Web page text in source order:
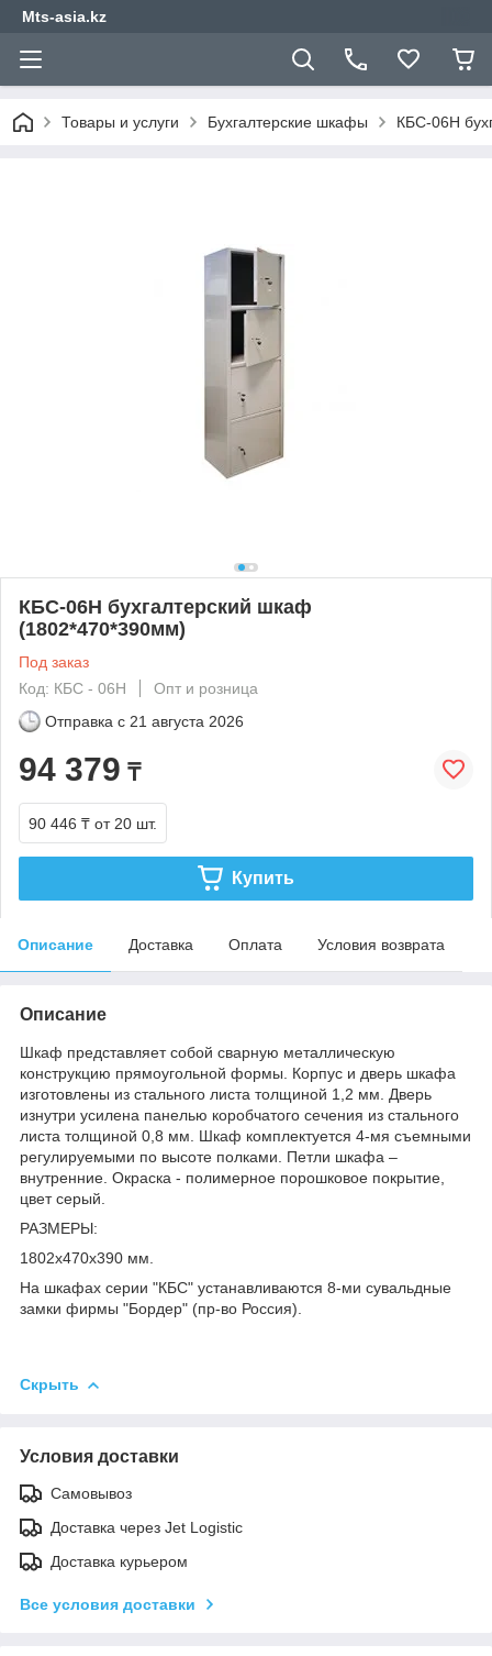
Mts-asia.kz
Товары и услуги Бухгалтерские шкафы КБС-06Н
КБС-06Н бухгалтерский шкаф
(1802*470*390мм)
Под заказ
Код: КБС - 06Н
Опт и розница
Отправка с 21 августа 2026
94 379 ₸
90 446 ₸ от 20 шт.
Купить
Описание Доставка Оплата Условия возврата
Описание
Шкаф представляет собой сварную металлическую
конструкцию прямоугольной формы. Корпус и дверь шкафа
изготовлены из стального листа толщиной 1,2 мм. Дверь
изнутри усилена панелью коробчатого сечения из стального
листа толщиной 0,8 мм. Шкаф комплектуется 4-мя съемными
регулируемыми по высоте полками. Петли шкафа –
внутренние. Окраска - полимерное порошковое покрытие,
цвет серый.
РАЗМЕРЫ:
1802х470х390 мм.
На шкафах серии "КБС" устанавливаются 8-ми сувальдные
замки фирмы "Бордер" (пр-во Россия).
Скрыть
Условия доставки
Самовывоз
Доставка через Jet Logistic
Доставка курьером
Все условия доставки